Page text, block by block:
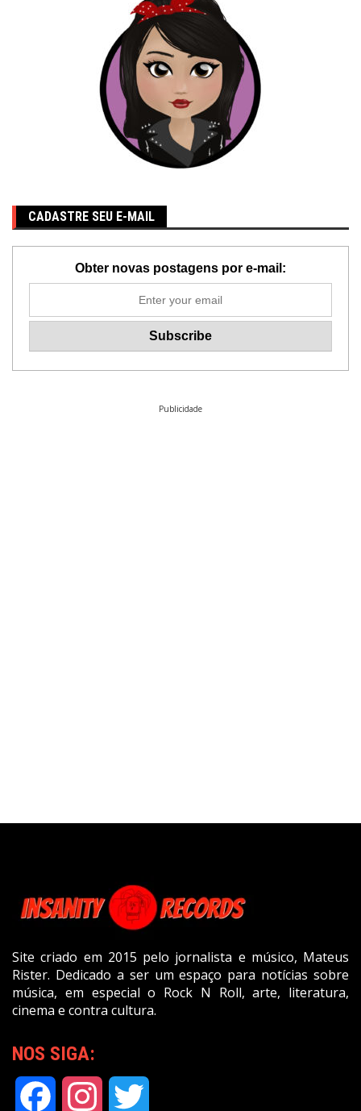
CADASTRE SEU E-MAIL
Obter novas postagens por e-mail:
Publicidade
Site criado em 2015 pelo jornalista e músico, Mateus
Rister. Dedicado a ser um espaço para notícias sobre
música, em especial o Rock N Roll, arte, literatura,
cinema e contra cultura.
NOS SIGA:
Facebook Instagram